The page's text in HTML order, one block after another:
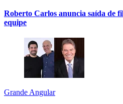
Roberto Carlos anuncia saída de
equipe
Grande Angular